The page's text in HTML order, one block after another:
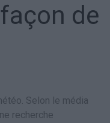
de
Selon le média
recherche